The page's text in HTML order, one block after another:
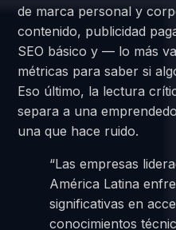
de marca personal y
contenido, publicidad
SEO básico y — lo más
métricas para saber si
Eso último, la lectura
separa a una
una que hace ruido.
“Las empresas
América Latina
significativas en
conocimientos